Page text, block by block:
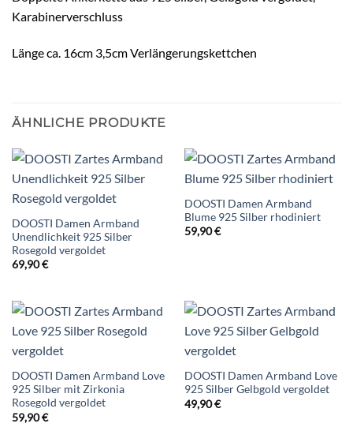
Karabinerverschluss
Länge ca. 16cm 3,5cm Verlängerungskettchen
ÄHNLICHE PRODUKTE
DOOSTI Damen Armband
Unendlichkeit 925 Silber
Rosegold vergoldet
69,90€
DOOSTI Damen Armband
Blume 925 Silber rhodiniert
59,90€
DOOSTI Damen Armband Love
925 Silber mit Zirkonia
Rosegold vergoldet
59,90€
DOOSTI Damen Armband Love
925 Silber Gelbgold vergoldet
49,90€